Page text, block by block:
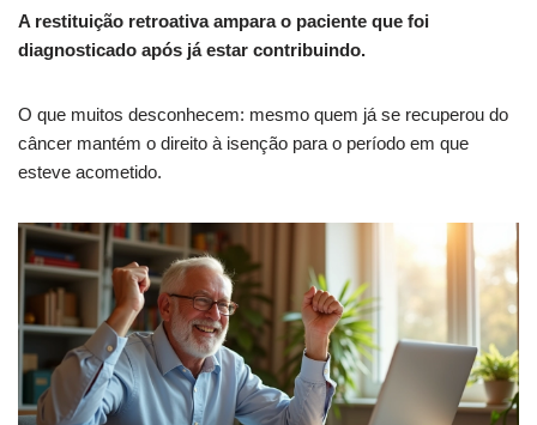
A restituição retroativa ampara o paciente que foi
diagnosticado após já estar contribuindo.
O que muitos desconhecem: mesmo quem já se recuperou do
câncer mantém o direito à isenção para o período em que
esteve acometido.